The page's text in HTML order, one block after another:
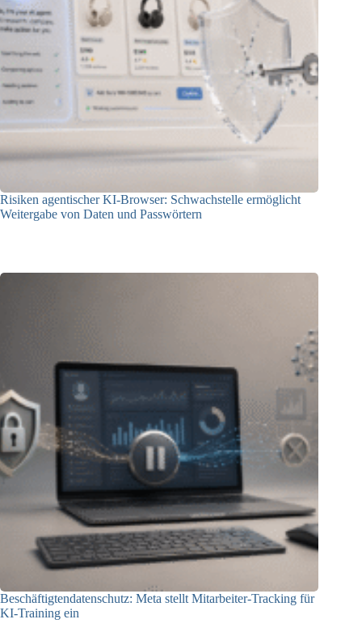
Risiken agentischer KI-Browser: Schwachstelle ermöglicht
Weitergabe von Daten und Passwörtern
Beschäftigtendatenschutz: Meta stellt Mitarbeiter-Tracking für
KI-Training ein